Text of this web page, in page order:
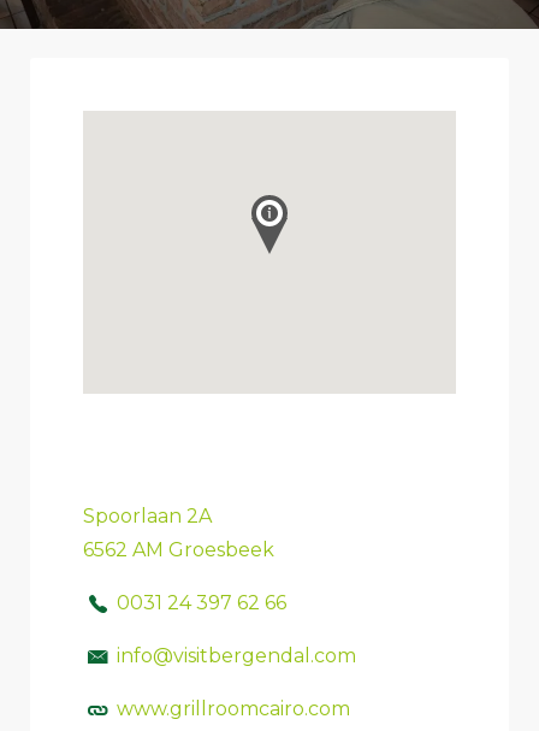
Spoorlaan 2A
6562 AM Groesbeek
0031 24 397 62 66
info@visitbergendal.com
www.grillroomcairo.com